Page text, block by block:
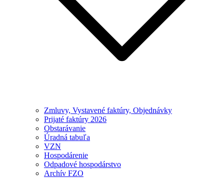
Zmluvy, Vystavené faktúry, Objednávky
Prijaté faktúry 2026
Obstarávanie
Úradná tabuľa
VZN
Hospodárenie
Odpadové hospodárstvo
Archív FZO